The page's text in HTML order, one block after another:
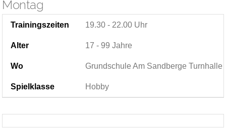
Montag
Trainingszeiten
Alter
Wo
Spielklasse
19.30 - 22.00 Uhr
17 - 99 Jahre
Grundschule Am Sandberge Turnhalle
Hobby